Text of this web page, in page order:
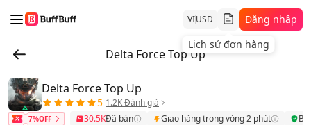
VIUSD
Lịch sử đơn hàng
Đăng nhập
Delta Force Top Up
Delta Force Top Up
5 1.2K Đánh giá
7%OFF 30.5KĐã bán Giao hàng trong vòng 2 phút